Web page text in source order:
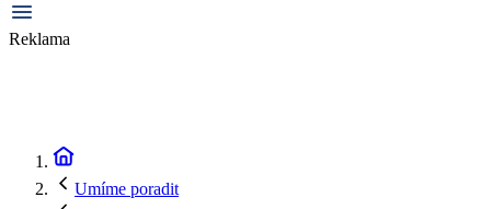
Reklama
Umíme poradit